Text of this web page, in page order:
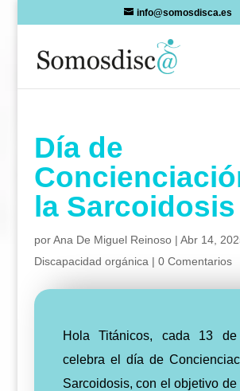
info@somosdisca.es
Día de
la
porAna De Miguel Reinoso| Abr 14,
Discapacidad orgánica | 0 Comentarios
Hola Titánicos, cada 13
celebra el día de
Sarcoidosis, con el objetivo